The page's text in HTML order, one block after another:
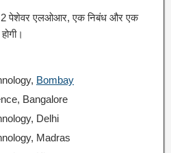
पेशेवर एलओआर, एक निबंध और एक
Bombay
Bangalore
Delhi
Madras